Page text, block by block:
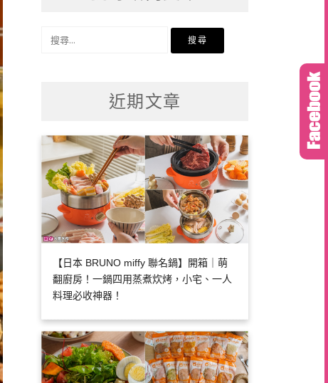
近期文章
【日本 BRUNO miffy 聯名鍋】開箱｜萌
翻廚房！一鍋四用蒸煮炊烤，小宅、一人
料理必收神器！